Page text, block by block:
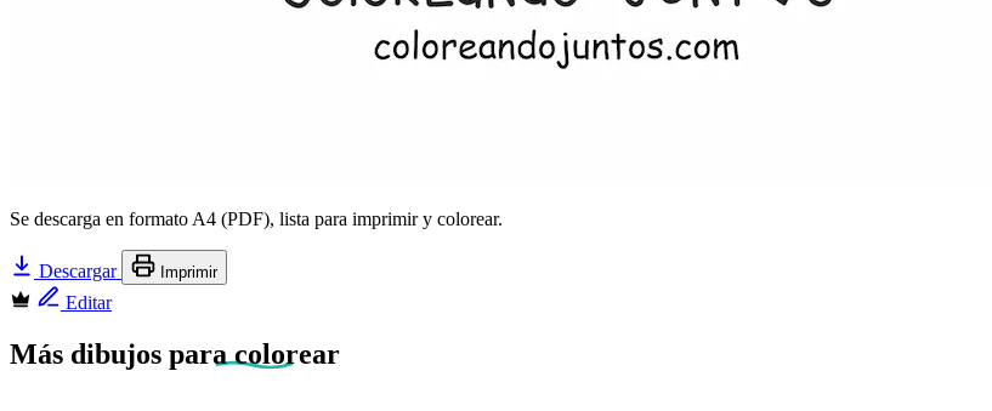
Se descarga en formato A4 (PDF), lista para imprimir y colorear.
Descargar Imprimir
Editar
Más dibujos para colorear